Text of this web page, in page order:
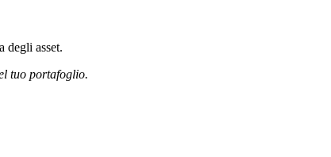
degli asset.
tuo portafoglio.